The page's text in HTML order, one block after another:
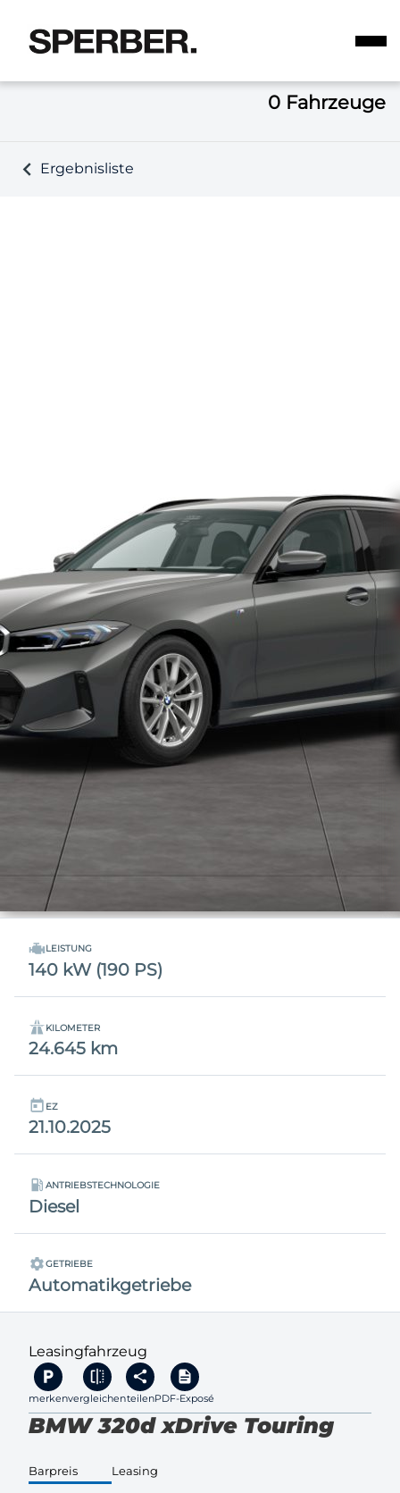
0 Fahrzeuge
Ergebnisliste
LEISTUNG
140 kW (190 PS)
KILOMETER
24.645 km
EZ
21.10.2025
ANTRIEBSTECHNOLOGIE
Diesel
GETRIEBE
Automatikgetriebe
Leasingfahrzeug
merkenvergleichenteilenPDF-Exposé
BMW 320d xDrive Touring
Barpreis Leasing